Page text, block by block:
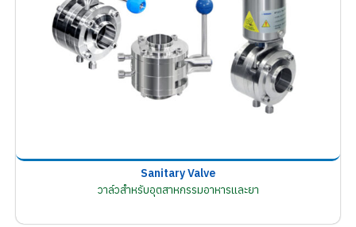
Sanitary Valve
วาล์วสำหรับอุตสาหกรรมอาหารและยา